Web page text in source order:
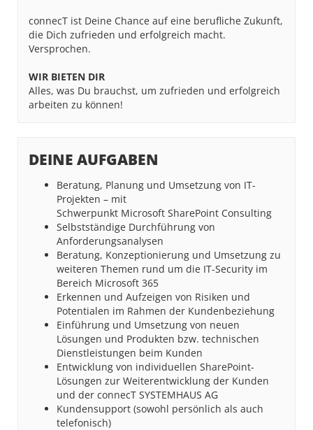
connecT ist Deine Chance auf eine berufliche Zukunft,
die Dich zufrieden und erfolgreich macht.
Versprochen.
WIR BIETEN DIR
Alles, was Du brauchst, um zufrieden und erfolgreich
arbeiten zu können!
DEINE AUFGABEN
Beratung, Planung und Umsetzung von IT-
Projekten – mit
Schwerpunkt Microsoft SharePoint Consulting
Selbstständige Durchführung von
Anforderungsanalysen
Beratung, Konzeptionierung und Umsetzung zu
weiteren Themen rund um die IT-Security im
Bereich Microsoft 365
Erkennen und Aufzeigen von Risiken und
Potentialen im Rahmen der Kundenbeziehung
Einführung und Umsetzung von neuen
Lösungen und Produkten bzw. technischen
Dienstleistungen beim Kunden
Entwicklung von individuellen SharePoint-
Lösungen zur Weiterentwicklung der Kunden
und der connecT SYSTEMHAUS AG
Kundensupport (sowohl persönlich als auch
telefonisch)